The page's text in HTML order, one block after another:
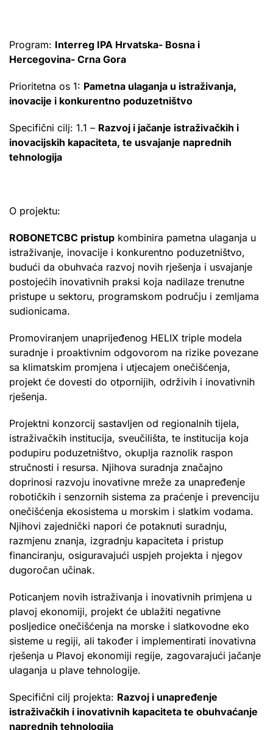
Program: Interreg IPA Hrvatska- Bosna i
Hercegovina- Crna Gora
Prioritetna os 1: Pametna ulaganja u istraživanja,
inovacije i konkurentno poduzetništvo
Specifični cilj: 1.1 – Razvoj i jačanje istraživačkih i
inovacijskih kapaciteta, te usvajanje naprednih
tehnologija
O projektu:
ROBONETCBC pristup kombinira pametna ulaganja u
istraživanje, inovacije i konkurentno poduzetništvo,
budući da obuhvaća razvoj novih rješenja i usvajanje
postojećih inovativnih praksi koja nadilaze trenutne
pristupe u sektoru, programskom području i zemljama
sudionicama.
Promoviranjem unaprijeđenog HELIX triple modela
suradnje i proaktivnim odgovorom na rizike povezane
sa klimatskim promjena i utjecajem onečišćenja,
projekt će dovesti do otpornijih, održivih i inovativnih
rješenja.
Projektni konzorcij sastavljen od regionalnih tijela,
istraživačkih institucija, sveučilišta, te institucija koja
podupiru poduzetništvo, okuplja raznolik raspon
stručnosti i resursa. Njihova suradnja značajno
doprinosi razvoju inovativne mreže za unapređenje
robotičkih i senzornih sistema za praćenje i prevenciju
onečišćenja ekosistema u morskim i slatkim vodama.
Njihovi zajednički napori će potaknuti suradnju,
razmjenu znanja, izgradnju kapaciteta i pristup
financiranju, osiguravajući uspjeh projekta i njegov
dugoročan učinak.
Poticanjem novih istraživanja i inovativnih primjena u
plavoj ekonomiji, projekt će ublažiti negativne
posljedice onečišćenja na morske i slatkovodne eko
sisteme u regiji, ali također i implementirati inovativna
rješenja u Plavoj ekonomiji regije, zagovarajući jačanje
ulaganja u plave tehnologije.
Specifični cilj projekta: Razvoj i unapređenje
istraživačkih i inovativnih kapaciteta te obuhvaćanje
naprednih tehnologija